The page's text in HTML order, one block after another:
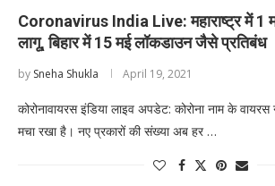
Coronavirus India Live: महाराष्ट्र में 1
लागू, बिहार में 15 मई लॉकडाउन जैसे प्रतिबंध
by Sneha Shukla April 19, 2021
कोरोनावायरस इंडिया लाइव अपडेट: कोरोना नाम के
मचा रखा है। नए प्रकारों की संख्या अब हर …